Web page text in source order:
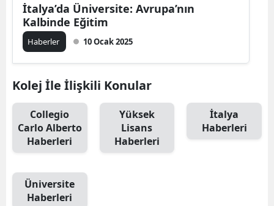
İtalya’da Üniversite: Avrupa’nın
Kalbinde Eğitim
Haberler 10 Ocak 2025
Kolej İle İlişkili Konular
Collegio
Carlo Alberto
Haberleri
Yüksek
Lisans
Haberleri
İtalya
Haberleri
Üniversite
Haberleri